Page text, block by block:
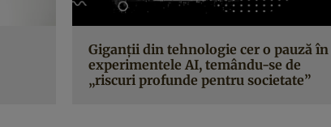
Giganții din tehnologie cer o pauză în
experimentele AI, temându-se de
„riscuri profunde pentru societate”